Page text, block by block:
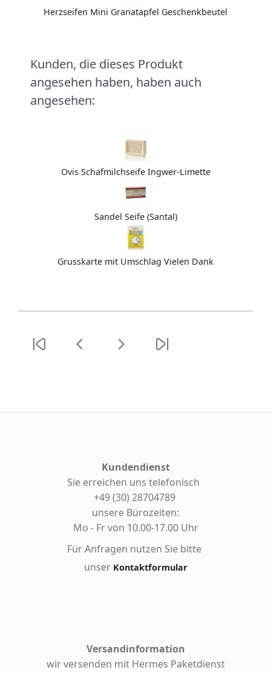
Herzseifen Mini Granatapfel Geschenkbeutel
Kunden, die dieses Produkt
angesehen haben, haben auch
angesehen:
Ovis Schafmilchseife Ingwer-Limette
Sandel Seife (Santal)
Grusskarte mit Umschlag Vielen Dank
Kundendienst
Sie erreichen uns telefonisch
+49 (30) 28704789
unsere Bürozeiten:
Mo - Fr von 10.00-17.00 Uhr
Für Anfragen nutzen Sie bitte
unser Kontaktformular
Versandinformation
wir versenden mit Hermes Paketdienst